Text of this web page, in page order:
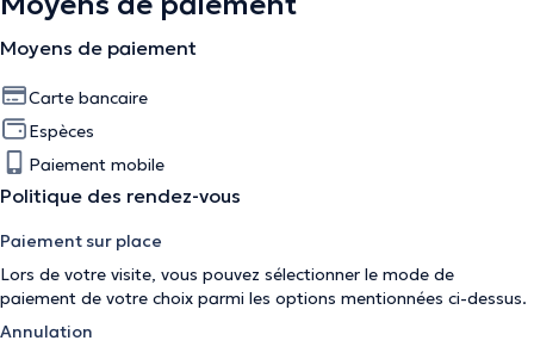
Moyens de paiement
Carte bancaire
Espèces
Paiement mobile
Politique des rendez-vous
Paiement sur place
Lors de votre visite, vous pouvez sélectionner le mode de
paiement de votre choix parmi les options mentionnées ci-dessus.
Annulation